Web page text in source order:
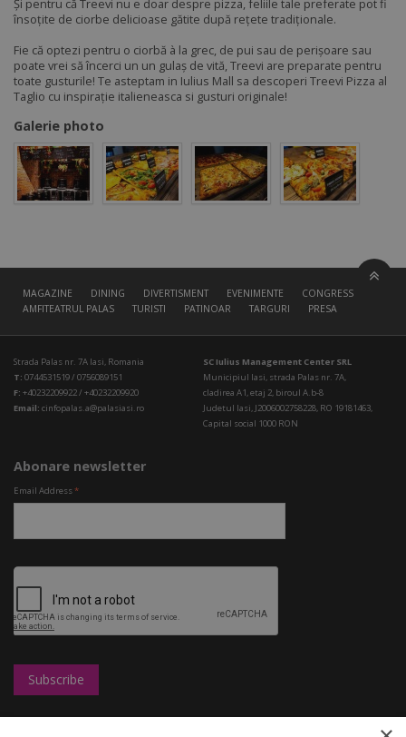
Și pentru că Treevi nu e doar despre pizza, feliile tale preferate pot fi
însoțite de ciorbe delicioase gătite după rețete tradiționale.
Fie că optezi pentru o ciorbă à la grec, de pui sau de perișoare sau
poate vrei să încerci un un gulaș de vită, Treevi are preparate pentru
toate gusturile! Te asteptam in Iulius Mall sa descoperi Treevi Pizza al
Taglio cu inspirație italieneasca si gusturi originale!
Galerie photo
MAGAZINE DINING DIVERTISMENT EVENIMENTE
CONGRESS HALL
AMFITEATRUL PALAS
TURISTI PATINOAR TARGURI PRESA
Strada Palas nr. 7A Iasi, Romania
T: 0744531519 / 0756089151
F: +40232209922 / +40232209920
Email: cinfopalas.a@palasiasi.ro
SC Iulius Management Center SRL
Municipiul Iasi, strada Palas nr. 7A,
cladirea A1, etaj 2, biroul A.b-8
Judetul Iasi, J2006002758228, RO 19181463,
Capital social 1000 RON
Abonare newsletter
Email Address*